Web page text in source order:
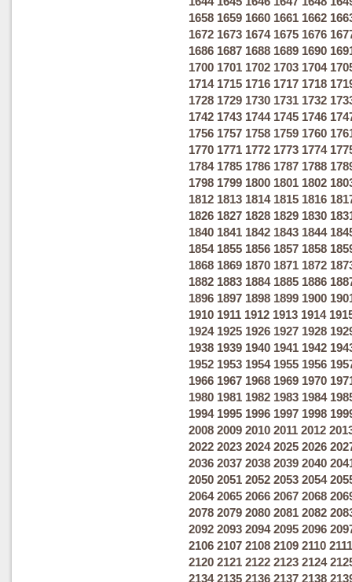
1658 1659 1660 1661 1662
1672 1673 1674 1675 1676
1686 1687 1688 1689 1690
1700 1701 1702 1703 1704
1714 1715 1716 1717 1718
1728 1729 1730 1731 1732
1742 1743 1744 1745 1746
1756 1757 1758 1759 1760
1770 1771 1772 1773 1774
1784 1785 1786 1787 1788
1798 1799 1800 1801 1802
1812 1813 1814 1815 1816
1826 1827 1828 1829 1830
1840 1841 1842 1843 1844
1854 1855 1856 1857 1858
1868 1869 1870 1871 1872
1882 1883 1884 1885 1886
1896 1897 1898 1899 1900
1910 1911 1912 1913 1914
1924 1925 1926 1927 1928
1938 1939 1940 1941 1942
1952 1953 1954 1955 1956
1966 1967 1968 1969 1970
1980 1981 1982 1983 1984
1994 1995 1996 1997 1998
2008 2009 2010 2011 2012
2022 2023 2024 2025 2026
2036 2037 2038 2039 2040
2050 2051 2052 2053 2054
2064 2065 2066 2067 2068
2078 2079 2080 2081 2082
2092 2093 2094 2095 2096
2106 2107 2108 2109 2110 2111
2120 2121 2122 2123 2124
2134 2135 2136 2137 2138